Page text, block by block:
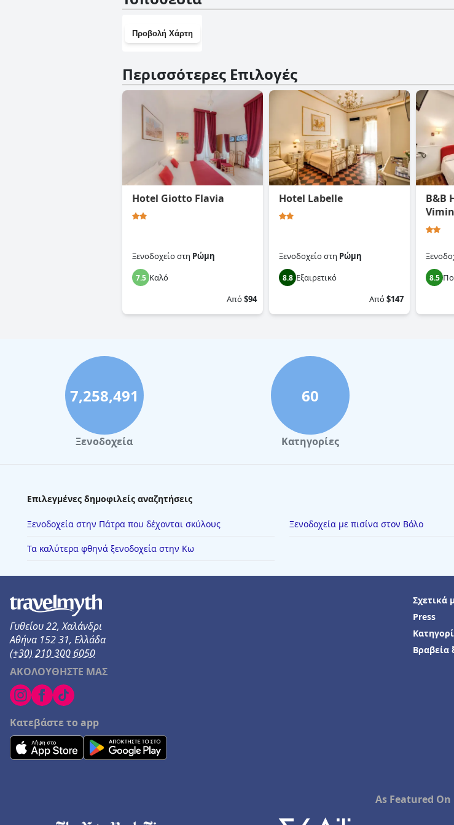
Προβολή Χάρτη
Περισσότερες Επιλογές
Hotel Giotto Flavia
Ξενοδοχείοστη Ρώμη
7.5 Καλό
Από$94
Hotel Labelle
Ξενοδοχείοστη Ρώμη
8.8 Εξαιρετικό
Από$147
B&B
8.5
7,258,491
Ξενοδοχεία
60
Κατηγορίες
Επιλεγμένες δημοφιλείς αναζητήσεις
Ξενοδοχεία στην Πάτρα που δέχονται σκύλους Ξενοδοχεία με πισίνα στον Βόλο
Τα καλύτερα φθηνά ξενοδοχεία στην Κω
Γυθείου 22, Χαλάνδρι
Αθήνα 152 31, Ελλάδα
(+30) 210 300 6050
ΑΚΟΛΟΥΘΗΣΤΕ ΜΑΣ
Κατεβάστε το app
Σχετικά
Press
Βραβεία
As Featured On